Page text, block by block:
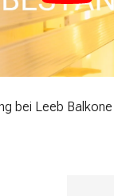
bei Leeb